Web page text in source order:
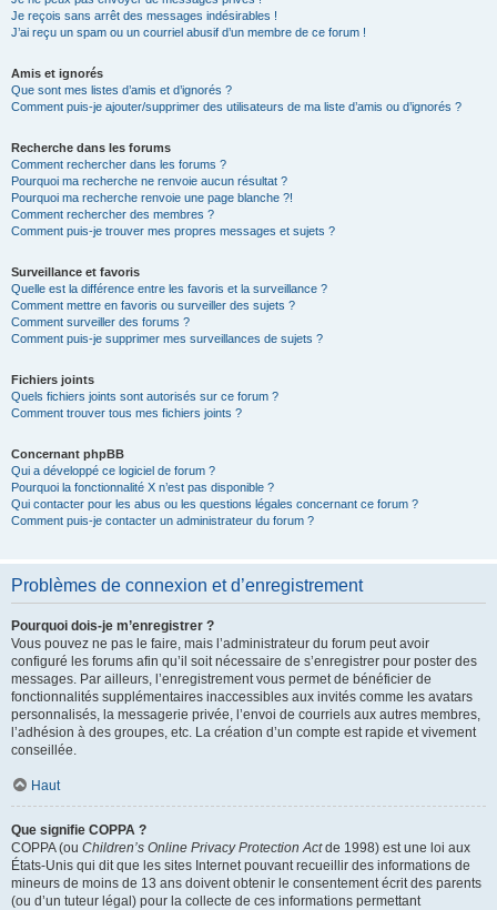
Je reçois sans arrêt des messages indésirables !
J’ai reçu un spam ou un courriel abusif d’un membre de ce forum !
Amis et ignorés
Que sont mes listes d’amis et d’ignorés ?
Comment puis-je ajouter/supprimer des utilisateurs de ma liste d’amis ou d’ignorés ?
Recherche dans les forums
Comment rechercher dans les forums ?
Pourquoi ma recherche ne renvoie aucun résultat ?
Pourquoi ma recherche renvoie une page blanche ?!
Comment rechercher des membres ?
Comment puis-je trouver mes propres messages et sujets ?
Surveillance et favoris
Quelle est la différence entre les favoris et la surveillance ?
Comment mettre en favoris ou surveiller des sujets ?
Comment surveiller des forums ?
Comment puis-je supprimer mes surveillances de sujets ?
Fichiers joints
Quels fichiers joints sont autorisés sur ce forum ?
Comment trouver tous mes fichiers joints ?
Concernant phpBB
Qui a développé ce logiciel de forum ?
Pourquoi la fonctionnalité X n’est pas disponible ?
Qui contacter pour les abus ou les questions légales concernant ce forum ?
Comment puis-je contacter un administrateur du forum ?
Problèmes de connexion et d’enregistrement
Pourquoi dois-je m’enregistrer ?
Vous pouvez ne pas le faire, mais l’administrateur du forum peut avoir
configuré les forums afin qu’il soit nécessaire de s’enregistrer pour poster des
messages. Par ailleurs, l’enregistrement vous permet de bénéficier de
fonctionnalités supplémentaires inaccessibles aux invités comme les avatars
personnalisés, la messagerie privée, l’envoi de courriels aux autres membres,
l’adhésion à des groupes, etc. La création d’un compte est rapide et vivement
conseillée.
Haut
Que signifie COPPA ?
COPPA (ou Children’s Online Privacy Protection Actde 1998) est une loi aux
États-Unis qui dit que les sites Internet pouvant recueillir des informations de
mineurs de moins de 13 ans doivent obtenir le consentement écrit des parents
(ou d’un tuteur légal) pour la collecte de ces informations permettant